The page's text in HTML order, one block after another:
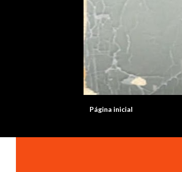
Página inicial